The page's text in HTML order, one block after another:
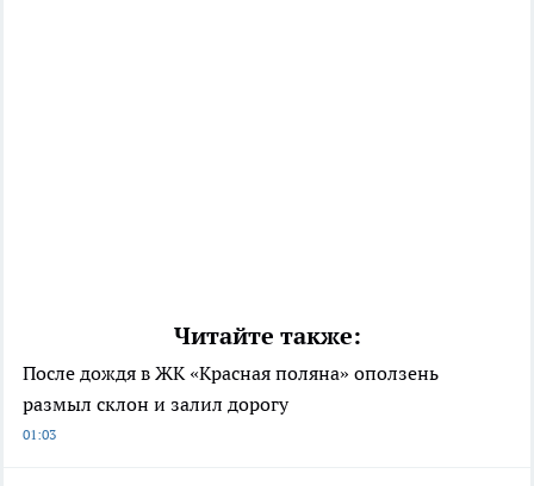
Читайте также:
После дождя в ЖК «Красная поляна» оползень
размыл склон и залил дорогу
01:03